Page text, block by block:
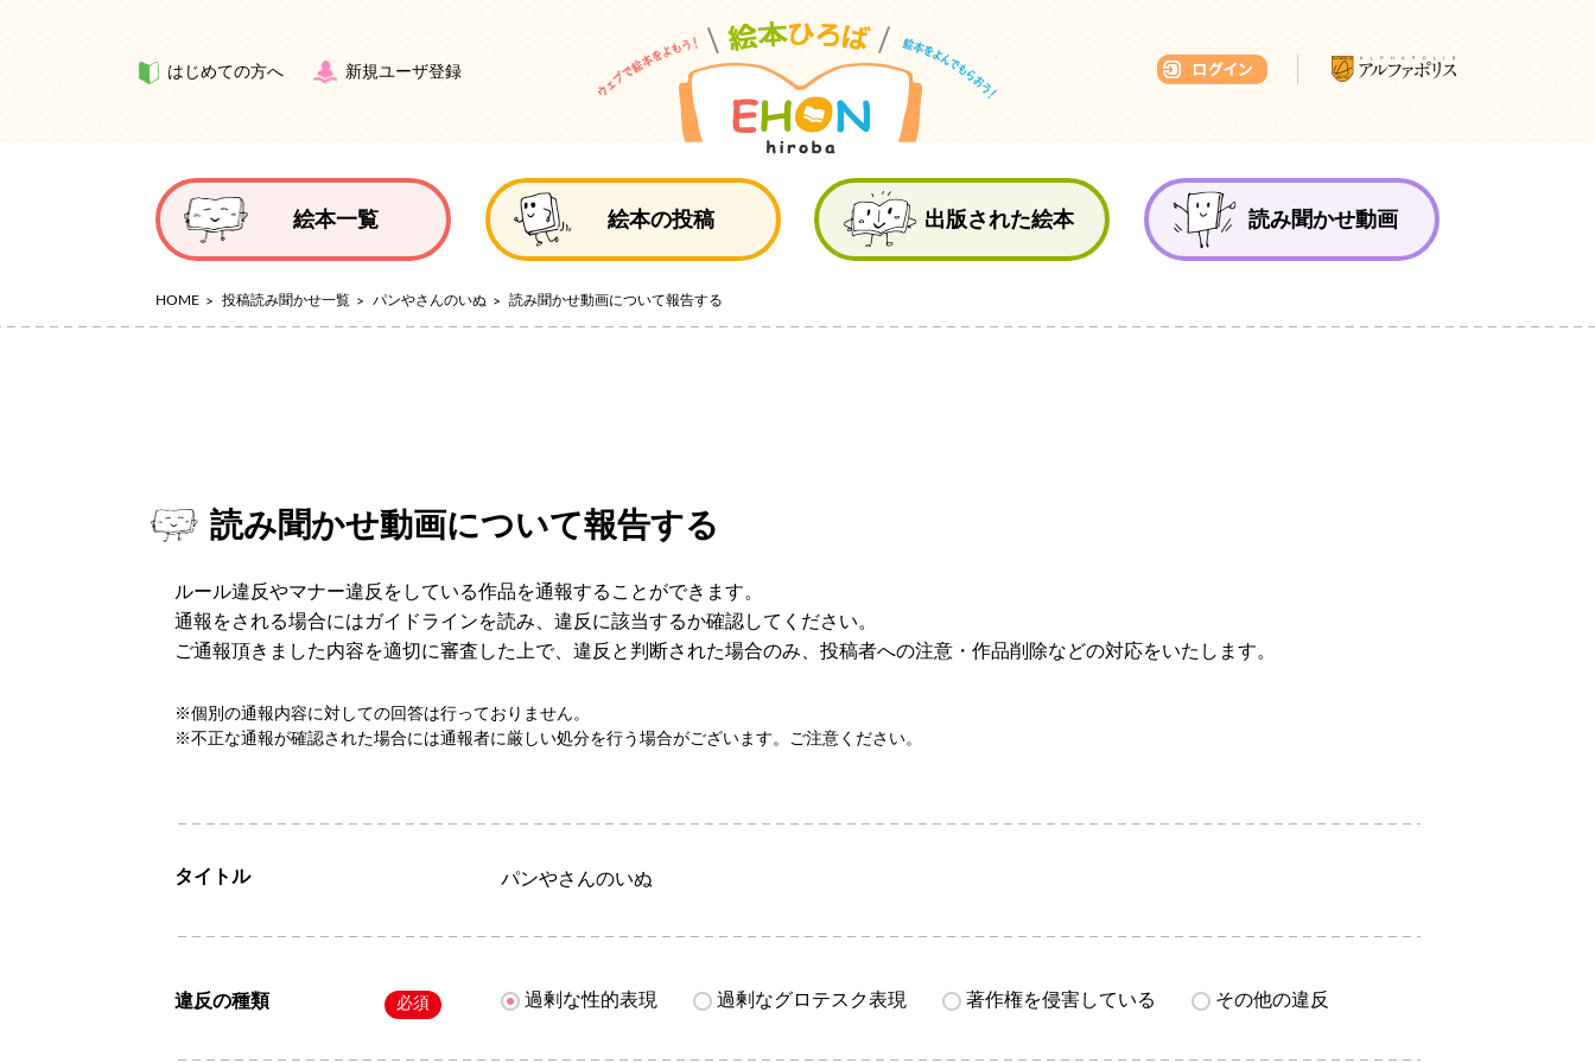
はじめての方へ 新規ユーザ登録
絵本一覧 絵本の投稿 出版された絵本 読み聞かせ動画
HOME 投稿読み聞かせ一覧 パンやさんのいぬ 読み聞かせ動画について報告する
読み聞かせ動画について報告する
ルール違反やマナー違反をしている作品を通報することができます。
通報をされる場合にはガイドラインを読み、違反に該当するか確認してください。
ご通報頂きました内容を適切に審査した上で、違反と判断された場合のみ、投稿者への注意・作品削除などの対応をいたします。
※個別の通報内容に対しての回答は行っておりません。
※不正な通報が確認された場合には通報者に厳しい処分を行う場合がございます。ご注意ください。
タイトル パンやさんのいぬ
違反の種類 必須 過剰な性的表現 過剰なグロテスク表現 著作権を侵害している その他の違反